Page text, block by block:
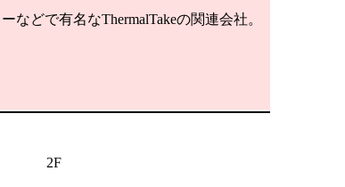
どで有名なThermalTakeの関連会社。
2F